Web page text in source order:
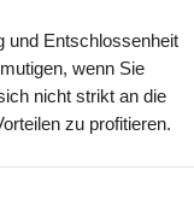
und Entschlossenheit
wenn Sie
nicht strikt an die
zu profitieren.